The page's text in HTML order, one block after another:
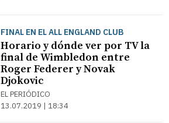
FINAL EN EL ALL ENGLAND CLUB
Horario y dónde ver por TV la
final de Wimbledon entre
Roger Federer y Novak
Djokovic
EL PERIÓDICO
13.07.2019 | 18:34